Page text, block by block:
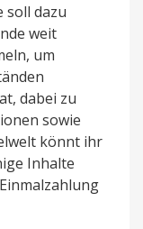
soll dazu
weit
um
dabei zu
sowie
könnt ihr
Inhalte